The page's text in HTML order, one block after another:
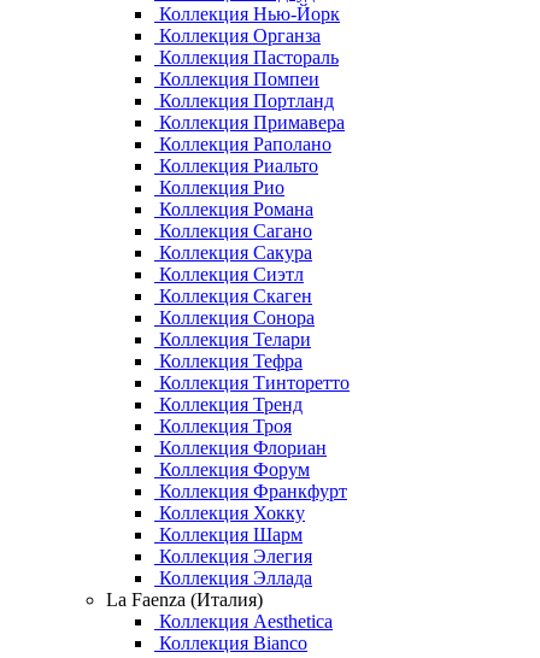
Коллекция Нью-Йорк
Коллекция Органза
Коллекция Пастораль
Коллекция Помпеи
Коллекция Портланд
Коллекция Примавера
Коллекция Раполано
Коллекция Риальто
Коллекция Рио
Коллекция Романа
Коллекция Сагано
Коллекция Сакура
Коллекция Сиэтл
Коллекция Скаген
Коллекция Сонора
Коллекция Телари
Коллекция Тефра
Коллекция Тинторетто
Коллекция Тренд
Коллекция Троя
Коллекция Флориан
Коллекция Форум
Коллекция Франкфурт
Коллекция Хокку
Коллекция Шарм
Коллекция Элегия
Коллекция Эллада
La Faenza (Италия)
Коллекция Aesthetica
Коллекция Bianco